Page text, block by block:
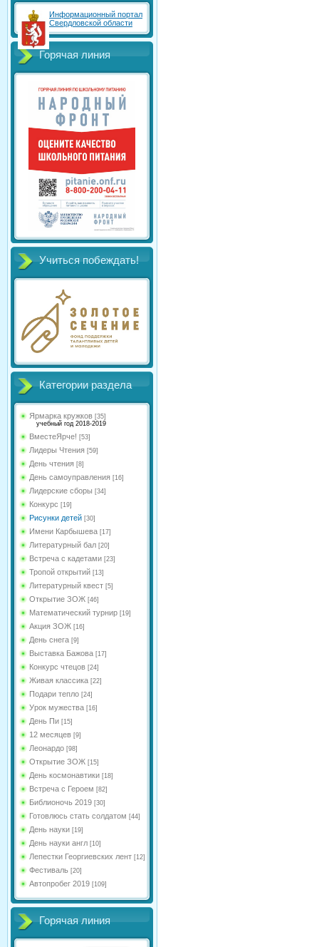
Информационный портал
Свердловской области
Горячая линия
Учиться побеждать!
Категории раздела
Ярмарка кружков [35]
учебный год 2018-2019
ВместеЯрче! [53]
Лидеры Чтения [59]
День чтения [8]
День самоуправления [16]
Лидерские сборы [34]
Конкурс [19]
Рисунки детей [30]
Имени Карбышева [17]
Литературный бал [20]
Встреча с кадетами [23]
Тропой открытий [13]
Литературный квест [5]
Открытие ЗОЖ [46]
Математический турнир [19]
Акция ЗОЖ [16]
День снега [9]
Выставка Бажова [17]
Конкурс чтецов [24]
Живая классика [22]
Подари тепло [24]
Урок мужества [16]
День Пи [15]
12 месяцев [9]
Леонардо [98]
Открытие ЗОЖ [15]
День космонавтики [18]
Встреча с Героем [82]
Библионочь 2019 [30]
Готовлюсь стать солдатом [44]
День науки [19]
День науки англ [10]
Лепестки Георгиевских лент [12]
Фестиваль [20]
Автопробег 2019 [109]
Горячая линия